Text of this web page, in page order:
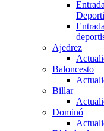
Ajedrez
Baloncesto
Billar
Dominó